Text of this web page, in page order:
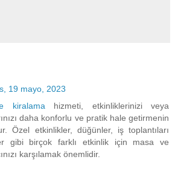
19 mayo, 2023
kiralamahizmeti, etkinliklerinizi veya
daha konforlu ve pratik hale getirmenin
Özel etkinlikler, düğünler, iş toplantıları
gibi birçok farklı etkinlik için masa ve
karşılamak önemlidir.